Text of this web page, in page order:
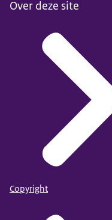
Over deze site
Copyright